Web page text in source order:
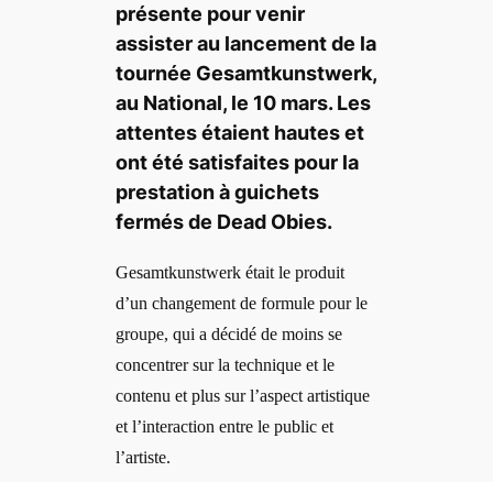
présente pour venir
assister au lancement de la
tournée Gesamtkunstwerk,
au National, le 10 mars. Les
attentes étaient hautes et
ont été satisfaites pour la
prestation à guichets
fermés de Dead Obies.
Gesamtkunstwerk était le produit
d’un changement de formule pour le
groupe, qui a décidé de moins se
concentrer sur la technique et le
contenu et plus sur l’aspect artistique
et l’interaction entre le public et
l’artiste.